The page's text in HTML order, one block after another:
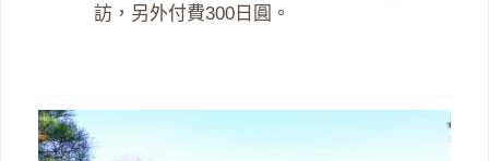
訪，另外付費300日圓。